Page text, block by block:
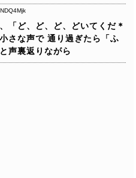
「ど、ど、ど、どいてくだ＊
さな声で 通り過ぎたら「ふ
声裏返りながら